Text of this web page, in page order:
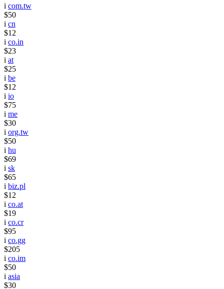
i com.tw
$50
i cn
$12
i co.in
$23
i at
$25
i be
$12
i io
$75
i me
$30
i org.tw
$50
i hu
$69
i sk
$65
i biz.pl
$12
i co.at
$19
i co.cr
$95
i co.gg
$205
i co.im
$50
i asia
$30